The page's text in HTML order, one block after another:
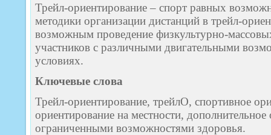
Трейл-ориентирование – спорт равных
методики организации дистанций в трейл-
возможным проведение физкультурно-
участников с различными двигательными
условиях.
Ключевые слова
Трейл-ориентирование, трейлО, спортивное
ориентирование на местности,
ограниченными возможностями здоровья.